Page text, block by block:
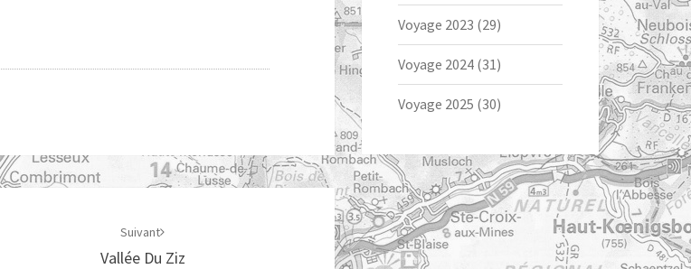
Suivant
Vallée Du Ziz
Voyage 2023 (29)
Voyage 2024(31)
Voyage 2025 (30)